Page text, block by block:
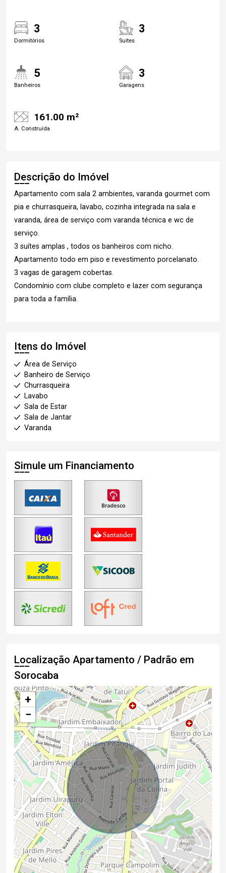
3
Dormitórios
3
Suítes
5
Banheiros
3
Garagens
161.00 m²
A. Construída
Descrição do Imóvel
Apartamento com sala 2 ambientes, varanda gourmet com
pia e churrasqueira, lavabo, cozinha integrada na sala e
varanda, área de serviço com varanda técnica e wc de
serviço.
3 suítes amplas , todos os banheiros com nicho.
Apartamento todo em piso e revestimento porcelanato.
3 vagas de garagem cobertas.
Condomínio com clube completo e lazer com segurança
para toda a família.
Itens do Imóvel
Área de Serviço
Banheiro de Serviço
Churrasqueira
Lavabo
Sala de Estar
Sala de Jantar
Varanda
Simule um Financiamento
Localização Apartamento / Padrão em
Sorocaba
+
−